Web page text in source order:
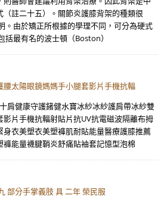
註二十五）。關節炎護膝背架的種類很
。由於矯正所根據的學理不同，可分為硬式
最有名的波士頓（Boston）
太陽眼鏡媽媽手小腿套影片手機抗輻
肩健康守護鍺健水寶冰紗冰紗護肩帶冰紗雙
片手機抗輻射貼片抗UV抗電磁波隔離布拇
衣美塑衣美塑褲肌耐貼能量醫療護膝推薦
能量襪腱鞘炎舒痛貼袖套記憶型泡棉
部分手掌義肢 具 二年 榮民服